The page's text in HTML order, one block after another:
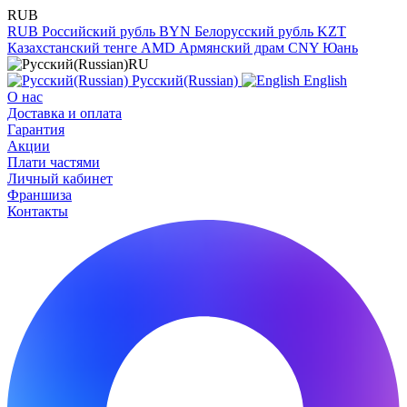
RUB
RUB Российский рубль BYN Белорусский рубль KZT
Казахстанский тенге AMD Армянский драм CNY Юань
RU
Русский(Russian)
English
О нас
Доставка и оплата
Гарантия
Акции
Плати частями
Личный кабинет
Франшиза
Контакты